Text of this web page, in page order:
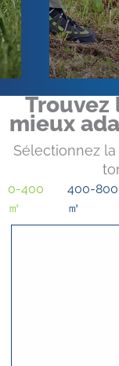
Trouvez
mieux
Sélectionnez
0-400
㎡
400-800
㎡